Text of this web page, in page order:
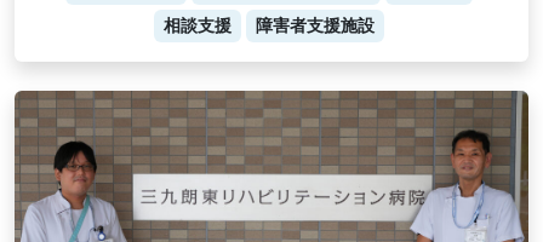
相談支援
障害者支援施設